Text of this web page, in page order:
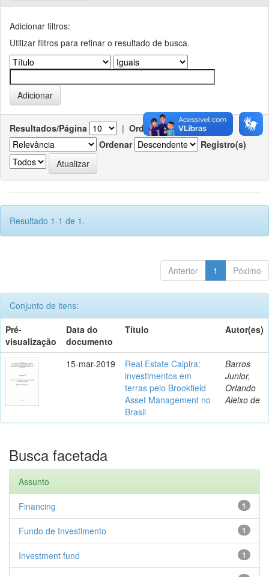
Adicionar filtros:
Utilizar filtros para refinar o resultado de busca.
Resultados/Página | Ordenar registros por
Ordenar
Registro(s)
Resultado 1-1 de 1.
Anterior 1 Póximo
Conjunto de itens:
Pré-
visualização
Data do
documento
Título Autor(es)
15-mar-2019
Real Estate Caipira:
investimentos em
terras pelo Brookfield
Asset Management no
Brasil
Barros
Junior,
Orlando
Aleixo de
Busca facetada
Assunto
1
Financing
1
Fundo de Investimento
1
Investment fund